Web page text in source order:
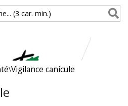
(3 car. min.)
\Vigilance canicule